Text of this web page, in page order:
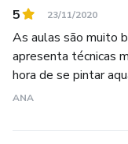
5 23/11/2020
As aulas são muito
apresenta técnicas
hora de se pintar
ANA